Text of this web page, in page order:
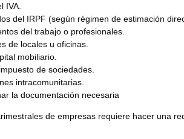
IVA.
del IRPF (según régimen de estimación
del trabajo o profesionales.
de locales u oficinas.
mobiliario.
de sociedades.
intracomunitarias.
la documentación necesaria
de empresas requiere hacer una